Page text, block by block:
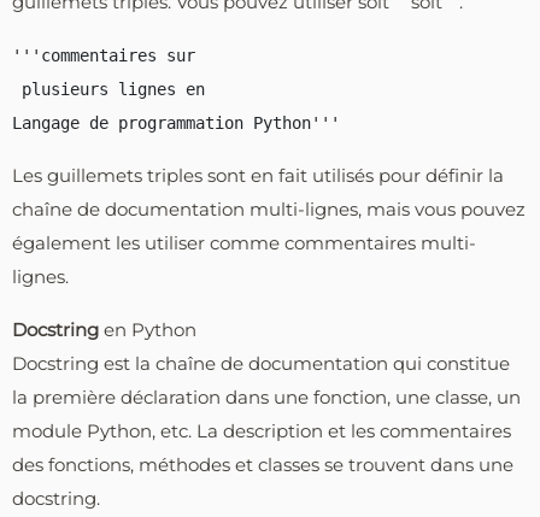
'''commentaires sur
plusieurs lignes en
Les guillemets triples sont en fait utilisés pour définir la
chaîne de documentation multi-lignes, mais vous pouvez
également les utiliser comme commentaires multi-
lignes.
Docstring en Python
Docstring est la chaîne de documentation qui constitue
la première déclaration dans une fonction, une classe, un
module Python, etc. La description et les commentaires
des fonctions, méthodes et classes se trouvent dans une
docstring.